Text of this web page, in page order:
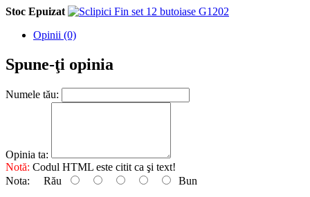
Stoc Epuizat
Opinii (0)
Spune-ţi opinia
Numele tău:
Opinia ta:
Notă: Codul HTML este citit ca şi text!
Nota: Rău Bun